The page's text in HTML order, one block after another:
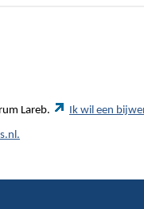
Lareb. Ik wil een